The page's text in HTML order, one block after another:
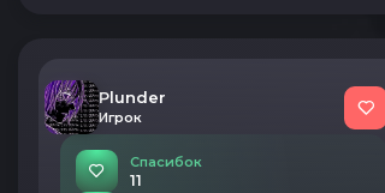
Plunder
Игрок
Спасибок
11